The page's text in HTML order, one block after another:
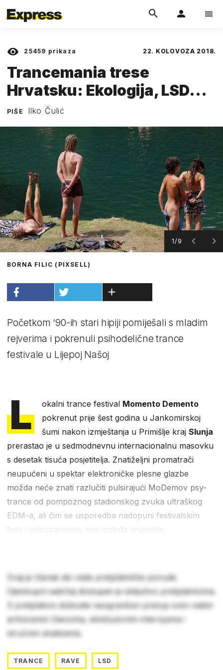
25459 prikaza 22. KOLOVOZA 2018.
Trancemania trese
Hrvatsku: Ekologija, LSD...
PIŠE Ilko Čulić
1/9
BORNA FILIC (PIXSELL)
Početkom ‘90-ih stari hipiji pomiješali s mladim
rejverima i pokrenuli psihodelične trance
festivale u Lijepoj Našoj
L okalni trance festival Momento Demento
pokrenut prije šest godina u Jankomirskoj
šumi nakon izmještanja u Primišlje krajSlunja
prerastao je u sedmodnevnu internacionalnu masovku
s desetak tisuća posjetitelja. Znatiželjni promatrači
neupućeni u spektar elektroničke plesne glazbe
možda neće znati razlučiti pulsirajući MoDemov psy-
trance od pompoznog stadionskog zvuka ultraškog
EDM-a, ali čim se usporedba nadopuni festivalskim
foto i videozapisima, sve izgleda drugačije.
Ovaj je članak dio naše pretplatničke ponude.
Cjelokupni sadržaj dostupan je isključivo pretplatnicima.
S pretplatom dobivate neograničen pristup svim našim
arhiviranim člancima, ekskluzivnim intervjuima i
stručnim analizama.
TRANCE RAVE LSD